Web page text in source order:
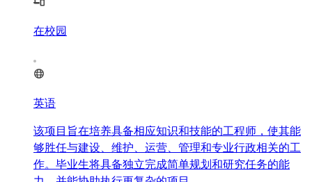
在校园
英语
该项目旨在培养具备相应知识和技能的工程师，使其能
够胜任与建设、维护、运营、管理和专业行政相关的工
作。毕业生将具备独立完成简单规划和研究任务的能